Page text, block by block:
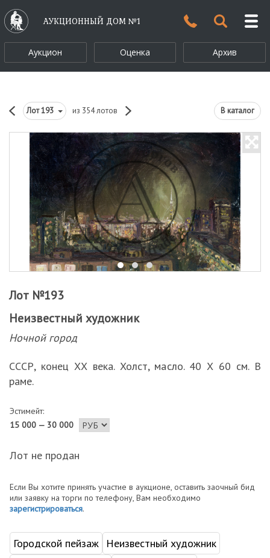
АУКЦИОННЫЙ ДОМ №1
Аукцион Оценка Архив
Лот193 из 354 лотов В каталог
Лот №193
Неизвестный художник
Ночной город
СССР, конец ХХ века. Холст, масло. 40 Х 60 см. В
раме.
Эстимейт:
15 000 — 30 000
Лот не продан
Если Вы хотите принять участие в аукционе, оставить заочный бид
или заявку на торги по телефону, Вам необходимо
зарегистрироваться.
Городской пейзаж
Неизвестный художник